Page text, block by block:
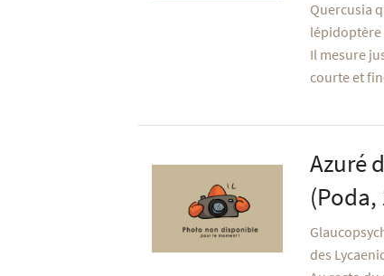
Quercusia
lépidoptère
Il mesure
courte et
Azuré
(Poda,
des